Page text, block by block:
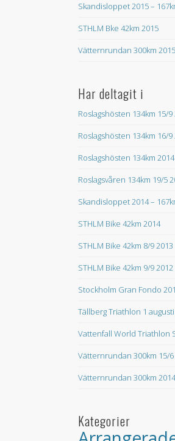
Skandisloppet 2015 –
STHLM Bke 42km 2015
Vätternrundan 300km 2015
Har deltagit i
Roslagshösten 134km 15/9
Roslagshösten 134km 16/9
Roslagshösten 134km 2014
Roslagsvåren 134km 19/5
Skandisloppet 2014 –
STHLM Bike 42km 2014
STHLM Bike 42km 8/9 2013
STHLM Bike 42km 9/9 2012
Stockholm Gran Fondo
Tällberg Triathlon 1
Vattenfall World Triathlon
Vätternrundan 300km 15/6
Vätternrundan 300km
Kategorier